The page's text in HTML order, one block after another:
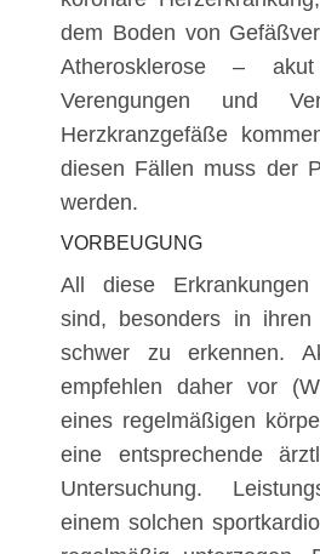
dem Boden von
Atherosklerose –
Verengungen und
Herzkranzgefäße
diesen Fällen muss der
werden.
VORBEUGUNG
All diese Erkrankungen
sind, besonders in ihren
schwer zu erkennen.
empfehlen daher vor
eines regelmäßigen
eine entsprechende
Untersuchung.
einem solchen